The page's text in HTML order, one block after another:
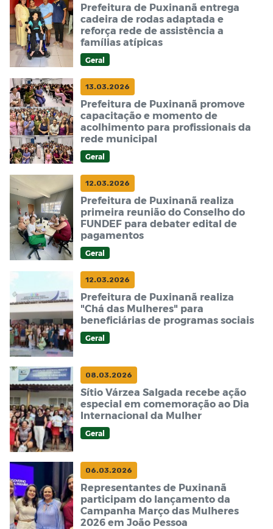
Prefeitura de Puxinanã entrega
cadeira de rodas adaptada e
reforça rede de assistência a
famílias atípicas
Geral
13.03.2026
Prefeitura de Puxinanã promove
capacitação e momento de
acolhimento para profissionais da
rede municipal
Geral
12.03.2026
Prefeitura de Puxinanã realiza
primeira reunião do Conselho do
FUNDEF para debater edital de
pagamentos
Geral
12.03.2026
Prefeitura de Puxinanã realiza
"Chá das Mulheres" para
beneficiárias de programas sociais
Geral
08.03.2026
Sítio Várzea Salgada recebe ação
especial em comemoração ao Dia
Internacional da Mulher
Geral
06.03.2026
Representantes de Puxinanã
participam do lançamento da
Campanha Março das Mulheres
2026 em João Pessoa